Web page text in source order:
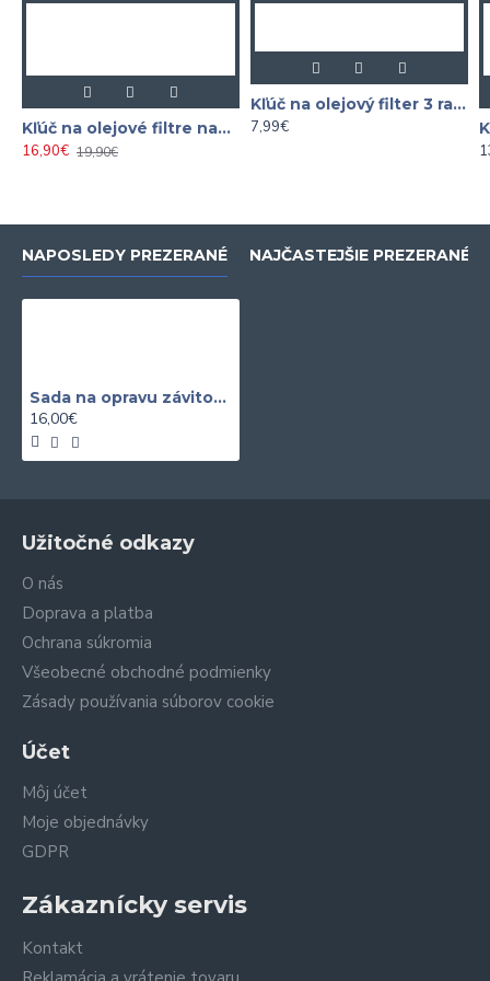
Kľúč na olejové filtre nastaviteľný 1/2" 60 - 80 mm
16,90€ 19,90€
Kľúč na olejový filter 3 ramenný 65 - 120MM
7,99€
NAPOSLEDY PREZERANÉ NAJČASTEJŠIE PREZERANÉ
Sada na opravu závitov olejových vaní, M13, M15, M17, M20
16,00€
Užitočné odkazy
O nás
Doprava a platba
Ochrana súkromia
Všeobecné obchodné podmienky
Zásady používania súborov cookie
Účet
Môj účet
Moje objednávky
GDPR
Zákaznícky servis
Kontakt